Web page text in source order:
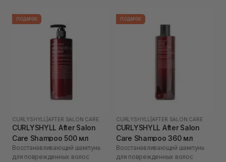
ПОДАРОК
CURLYSHYLL AFTER SALON CARE
CURLYSHYLL After Salon
Care Shampoo 500 мл
Восстанавливающий шампунь
для поврежденных волос
ПОДАРОК
CURLYSHYLL AFTER SALON CARE
CURLYSHYLL After Salon
Care Shampoo 360 мл
Восстанавливающий шампунь
для поврежденных волос